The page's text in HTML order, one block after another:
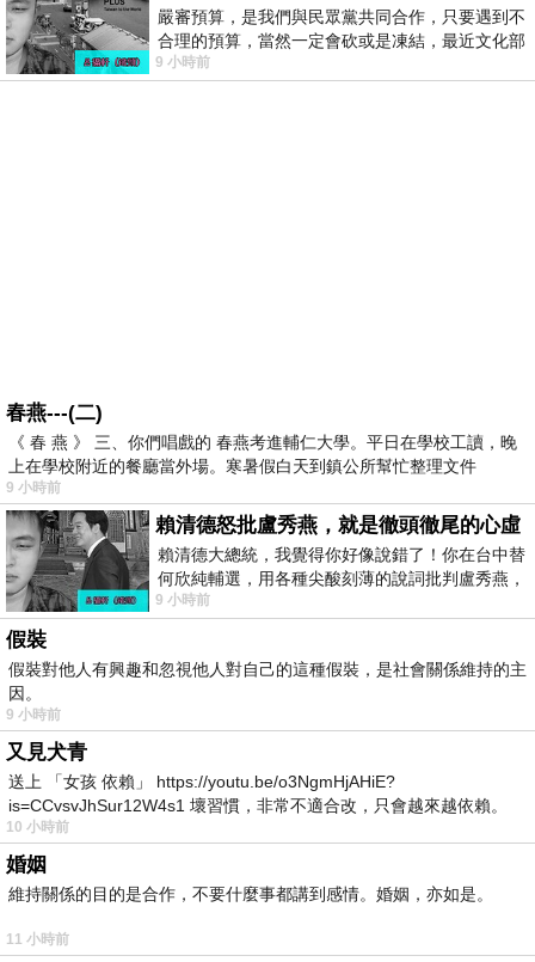
嚴審預算，是我們與民眾黨共同合作，只要遇到不
合理的預算，當然一定會砍或是凍結，最近文化部
要編列公視和Taiwan plus預算，在110年
9 小時前
春燕---(二)
《 春 燕 》 三、你們唱戲的 春燕考進輔仁大學。平日在學校工讀，晚
上在學校附近的餐廳當外場。寒暑假白天到鎮公所幫忙整理文件
9 小時前
賴清德怒批盧秀燕，就是徹頭徹尾的心虛
賴清德大總統，我覺得你好像說錯了！你在台中替
何欣純輔選，用各種尖酸刻薄的說詞批判盧秀燕，
罵她施政滿意度輸給陳其邁，甚至還說盧
9 小時前
假裝
假裝對他人有興趣和忽視他人對自己的這種假裝，是社會關係維持的主
因。
9 小時前
又見犬青
送上 「女孩 依賴」 https://youtu.be/o3NgmHjAHiE?
is=CCvsvJhSur12W4s1 壞習慣，非常不適合改，只會越來越依賴。
我害怕的
10 小時前
婚姻
維持關係的目的是合作，不要什麼事都講到感情。婚姻，亦如是。
11 小時前